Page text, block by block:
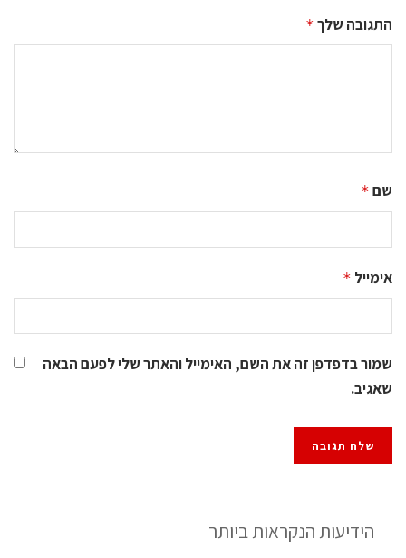
התגובה שלך *
שם *
אימייל *
שמור בדפדפן זה את השם, האימייל והאתר שלי לפעם הבאה
שאגיב.
הידיעות הנקראות ביותר